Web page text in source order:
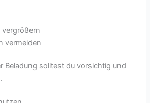
vermeiden
Beladung solltest du vorsichtig und